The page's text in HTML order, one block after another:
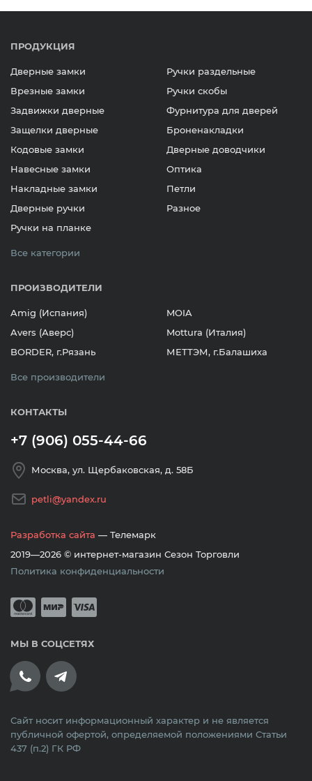
ПРОДУКЦИЯ
Дверные замки
Врезные замки
Задвижки дверные
Защелки дверные
Кодовые замки
Навесные замки
Накладные замки
Дверные ручки
Ручки на планке
Ручки раздельные
Ручки скобы
Фурнитура для дверей
Броненакладки
Дверные доводчики
Оптика
Петли
Разное
Все категории
ПРОИЗВОДИТЕЛИ
Amig (Испания)
Avers (Аверс)
BORDER, г.Рязань
MOIA
Mottura (Италия)
МЕТТЭМ, г.Балашиха
Все производители
КОНТАКТЫ
+7 (906) 055-44-66
Москва, ул. Щербаковская, д. 58Б
petli@yandex.ru
Разработка сайта — Телемарк
2019—2026 © интернет-магазин Сезон Торговли
Политика конфиденциальности
Принимается оплата банковскими
МЫ В СОЦСЕТЯХ
Сайт носит информационный характер и не является
публичной офертой, определяемой положениями Статьи
437 (п.2) ГК РФ